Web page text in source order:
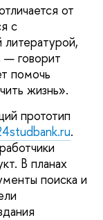
от
с
— говорит
помочь
жизнь».
прототип
.
В планах
поиска и